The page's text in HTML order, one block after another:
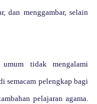
dan menggambar, selain
umum tidak mengalami
semacam pelengkap bagi
pelajaran agama.